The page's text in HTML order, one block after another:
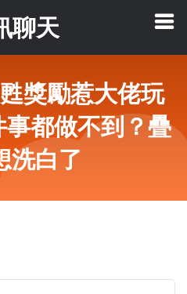
聊天
獎勵惹大佬玩
都做不到？疊
洗白了